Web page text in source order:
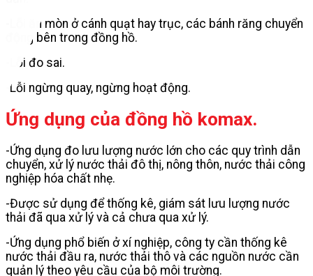
-Lỗi ăn mòn ở cánh quạt hay trục, các bánh răng chuyển
động bên trong đồng hồ.
-Lỗi đo sai.
-Lỗi ngừng quay, ngừng hoạt động.
Ứng dụng của đồng hồ komax.
-Ứng dụng đo lưu lượng nước lớn cho các quy trình dẫn
chuyển, xử lý nước thải đô thị, nông thôn, nước thải công
nghiệp hóa chất nhẹ.
-Được sử dụng để thống kê, giám sát lưu lượng nước
thải đã qua xử lý và cả chưa qua xử lý.
-Ứng dụng phổ biến ở xí nghiệp, công ty cần thống kê
nước thải đầu ra, nước thải thô và các nguồn nước cần
quản lý theo yêu cầu của bộ môi trường.